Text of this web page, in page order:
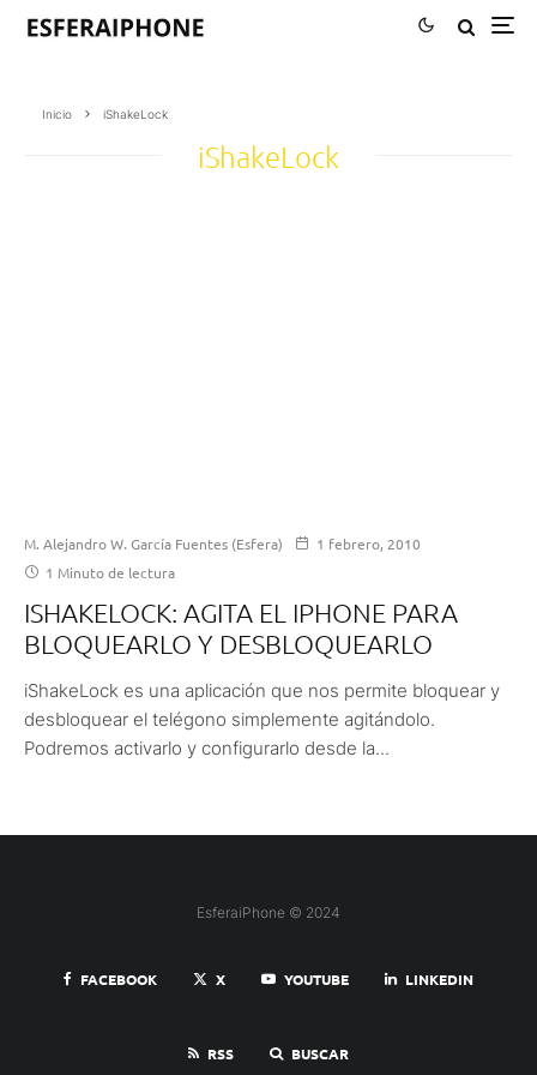
Inicio iShakeLock
iShakeLock
M. Alejandro W. García Fuentes (Esfera)
1 febrero, 2010
1 Minuto de lectura
ISHAKELOCK: AGITA EL IPHONE PARA
BLOQUEARLO Y DESBLOQUEARLO
iShakeLock es una aplicación que nos permite bloquear y
desbloquear el telégono simplemente agitándolo.
Podremos activarlo y configurarlo desde la...
EsferaiPhone © 2024
FACEBOOK X YOUTUBE LINKEDIN
RSS BUSCAR